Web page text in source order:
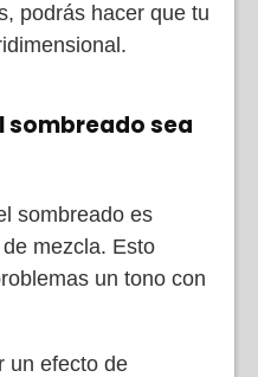
podrás hacer que tu
sombreado sea
sombreado es
mezcla. Esto
un tono con
un efecto de